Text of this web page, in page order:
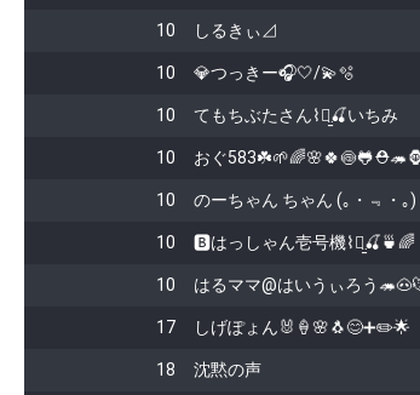
10 しるきぃ⊿
10 💎つっきー🎧🤍/💫🫧
10 てもちぶたさん⌇ꪔ̤̱🍒いちみ
10 おぐ
10 のーちゃん ちゃん (｡・﹃・｡)
10 🅱はっしゃん壱号機⌇ꪔ̤̱🍒🍵🌈
10 はるママ@はいうぃろう
17 しげぽょん🐰🍦🌸🐧😊➕✏️🌟
18 沈黙の声